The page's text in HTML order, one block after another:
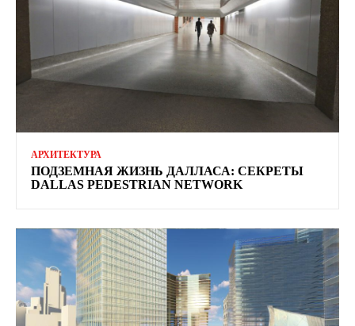
АРХИТЕКТУРА
ПОДЗЕМНАЯ ЖИЗНЬ ДАЛЛАСА: СЕКРЕТЫ
DALLAS PEDESTRIAN NETWORK